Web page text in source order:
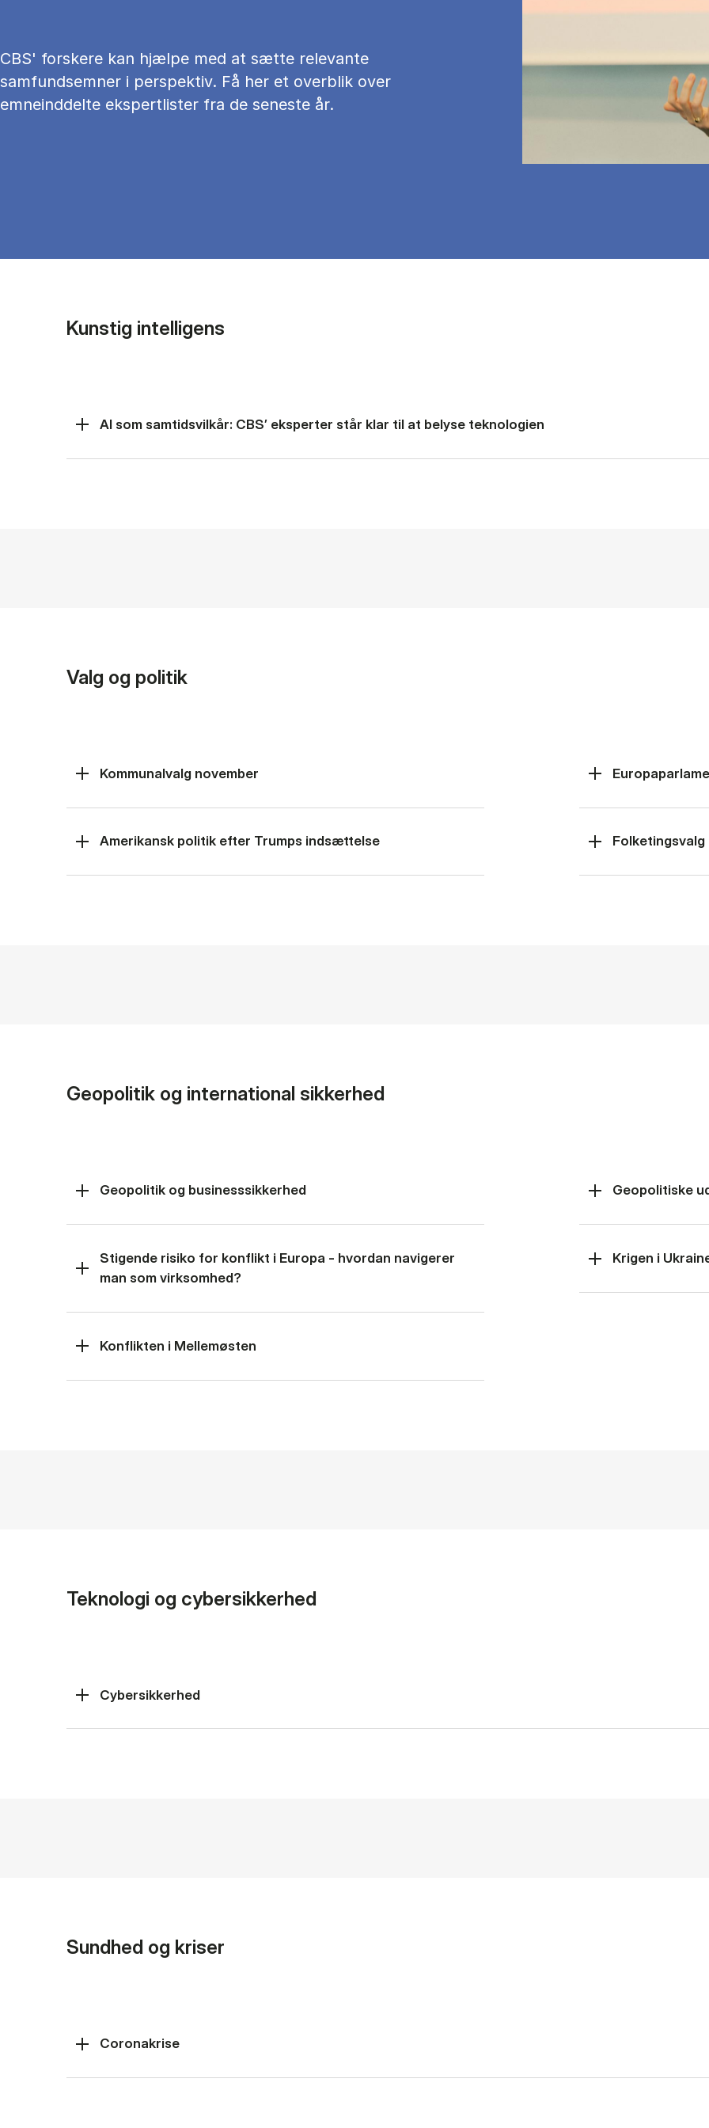
CBS' forskere kan hjælpe med at sætte relevante
samfundsemner i perspektiv. Få her et overblik over
emneinddelte ekspertlister fra de seneste år.
Kunstig intelligens
AI som samtidsvilkår: CBS’ eksperter står klar til at belyse teknologien
Valg og politik
Kommunalvalg november
Amerikansk politik efter Trumps indsættelse Folketingsvalg
Geopolitik og international sikkerhed
Geopolitik og businesssikkerhed
Stigende risiko for konflikt i Europa - hvordan navigerer
man som virksomhed?
Konflikten i Mellemøsten
Geopolitiske
Krigen i
Teknologi og cybersikkerhed
Cybersikkerhed
Sundhed og kriser
Coronakrise